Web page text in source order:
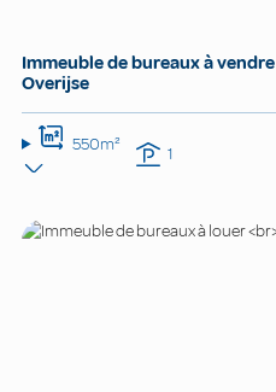
Immeuble de bureaux à vendre
Overijse
550m² 1